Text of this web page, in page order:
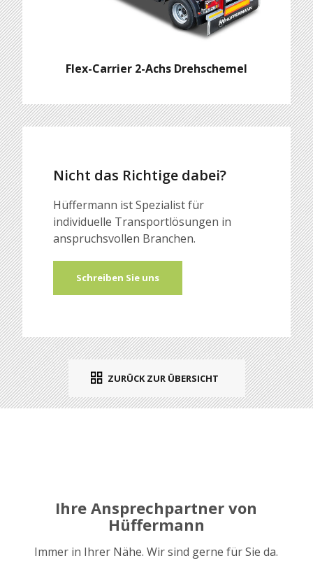
ZURÜCK ZUR ÜBERSICHT
Flex-Carrier 2-Achs Drehschemel
Nicht das Richtige dabei?
Hüffermann ist Spezialist für
individuelle Transportlösungen in
anspruchsvollen Branchen.
Schreiben Sie uns
Ihre Ansprechpartner von
Hüffermann
Immer in Ihrer Nähe. Wir sind gerne für Sie da.